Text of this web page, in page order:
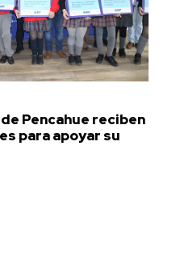
Pencahue reciben
para apoyar su